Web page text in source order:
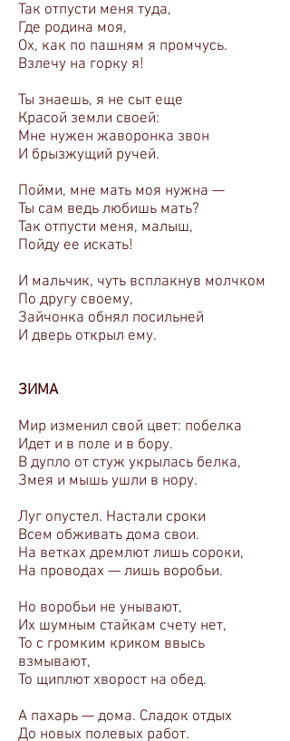
Так отпусти меня туда,
Где родина моя,
Ох, как по пашням я промчусь.
Взлечу на горку я!
Ты знаешь, я не сыт еще
Красой земли своей:
Мне нужен жаворонка звон
И брызжущий ручей.
Пойми, мне мать моя нужна —
Ты сам ведь любишь мать?
Так отпусти меня, малыш,
Пойду ее искать!
И мальчик, чуть всплакнув молчком
По другу своему,
Зайчонка обнял посильней
И дверь открыл ему.
ЗИМА
Мир изменил свой цвет: побелка
Идет и в поле и в бору.
В дупло от стуж укрылась белка,
Змея и мышь ушли в нору.
Луг опустел. Настали сроки
Всем обживать дома свои.
На ветках дремлют лишь сороки,
На проводах — лишь воробьи.
Но воробьи не унывают,
Их шумным стайкам счету нет,
То с громким криком ввысь
взмывают,
То щиплют хворост на обед.
А пахарь — дома. Сладок отдых
До новых полевых работ.